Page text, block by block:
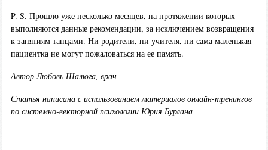
P. S. Прошло уже несколько месяцев, на протяжении которых
выполняются данные рекомендации, за исключением возвращения
к занятиям танцами. Ни родители, ни учителя, ни сама маленькая
пациентка не могут пожаловаться на ее память.
Автор Любовь Шалюга, врач
Статья написана с использованием материалов онлайн-тренингов
по системно-векторной психологии Юрия Бурлана